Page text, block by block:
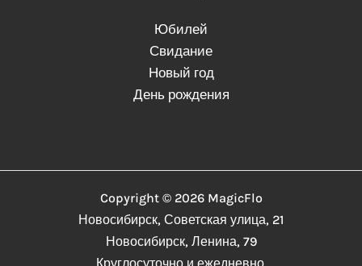
Юбилей
Свидание
Новый год
День рождения
Copyright © 2026 MagicFlo
Новосибирск, Советская улица, 21
Новосибирск, Ленина, 79